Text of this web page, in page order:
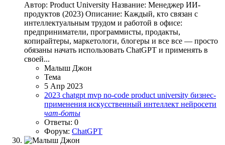
Автор: Product University Название: Менеджер ИИ-
продуктов (2023) Описание: Каждый, кто связан с
интеллектуальным трудом и работой в офисе:
предприниматели, программисты, продакты,
копирайтеры, маркетологи, блогеры и все все — просто
обязаны начать использовать ChatGPT и применять в
своей...
Малыш Джон
Тема
5 Апр 2023
2023 chatgpt mvp no-code product university бизнес-
применения искусственный интеллект нейросети
чат-боты
Ответы: 0
Форум: ChatGPT